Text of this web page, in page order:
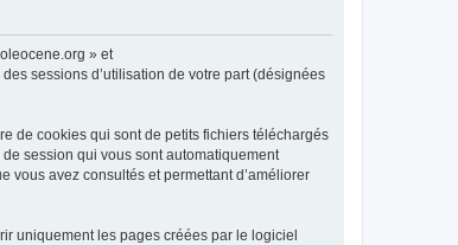
» et
sessions d’utilisation de votre part (désignées
de cookies qui sont de petits fichiers téléchargés
session qui vous sont automatiquement
vous avez consultés et permettant d’améliorer
uniquement les pages créées par le logiciel